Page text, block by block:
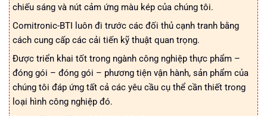
chiếu sáng và nút cảm ứng màu kép của chúng tôi.
Comitronic-BTI luôn đi trước các đối thủ cạnh tranh bằng
cách cung cấp các cải tiến kỹ thuật quan trọng.
Được triển khai tốt trong ngành công nghiệp thực phẩm –
đóng gói – đóng gói – phương tiện vận hành, sản phẩm của
chúng tôi đáp ứng tất cả các yêu cầu cụ thể cần thiết trong
loại hình công nghiệp đó.